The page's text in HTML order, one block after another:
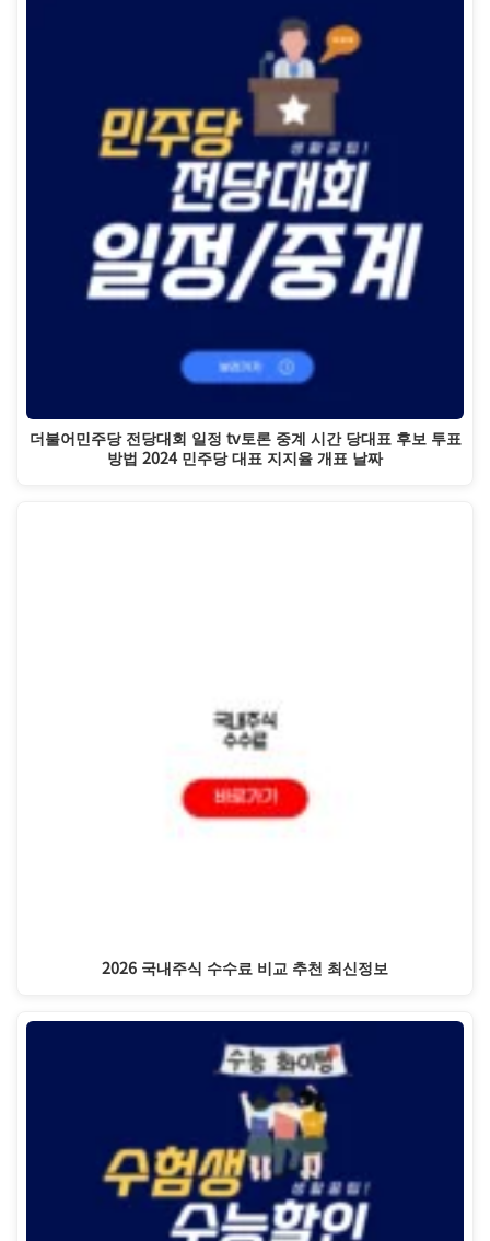
더불어민주당 전당대회 일정 tv토론 중계 시간 당대표 후보 투표
방법 2024 민주당 대표 지지율 개표 날짜
2026 국내주식 수수료 비교 추천 최신정보